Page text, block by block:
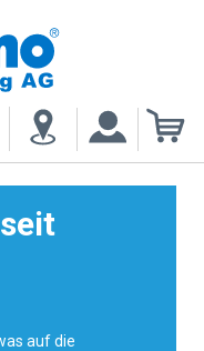
auf die